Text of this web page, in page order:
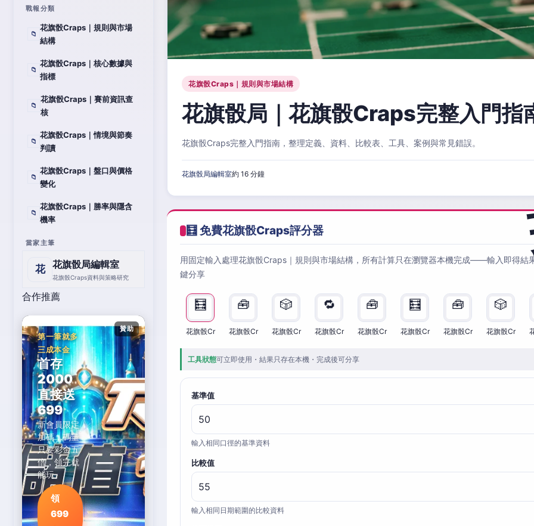
戰報分類
📁
花旗骰Craps｜規則與市場
結構
📁
花旗骰Craps｜核心數據與
指標
📁
花旗骰Craps｜賽前資訊查
核
📁
花旗骰Craps｜情境與節奏
判讀
📁
花旗骰Craps｜盤口與價格
變化
📁
花旗骰Craps｜勝率與隱含
機率
當家主筆
花 花旗骰局編輯室
花旗骰Craps資料與策略研究
合作推薦
贊助
第一筆就多
三成本金
首存
2000
直接送
699
新會員限定
加碼，碼量
只要彩金五
倍，領完就
能玩。
領
699
花旗骰Craps｜規則與市場結構
花旗骰局｜花旗骰Craps完整入門指
花旗骰Craps完整入門指南，整理定義、資料、比較表、工具、案例與常見錯誤。
花旗骰局編輯室約 16 分鐘
🧮 免費花旗骰Craps評分器
用固定輸入處理花旗骰Craps｜規則與市場結構，所有計算只在瀏覽器本機完成——輸入即得結
鍵分享
🧮
花旗骰Cr
🧰
花旗骰Cr
🎲
花旗骰Cr
🔁
花旗骰Cr
🧰
花旗骰Cr
🧮
花旗骰Cr
🧰
花旗骰Cr
🎲
花旗骰Cr
工具狀態可立即使用・結果只存在本機・完成後可分享
基準值
輸入相同口徑的基準資料
比較值
輸入相同日期範圍的比較資料